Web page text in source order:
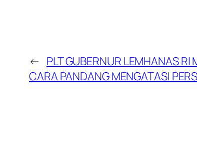
← PLT GUBERNUR LEMHANAS
CARA PANDANG MENGATASI